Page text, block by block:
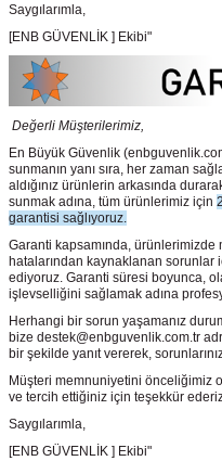
Saygılarımla,
[ENB GÜVENLİK ] Ekibi"
Değerli Müşterilerimiz,
En Büyük Güvenlik
sunmanın yanı sıra, her zaman
aldığınız ürünlerin arkasında
sunmak adına, tüm ürünlerimiz için
garantisi sağlıyoruz.
Garanti kapsamında,
hatalarından kaynaklanan sorunlar
ediyoruz. Garanti süresi boyunca,
işlevselliğini sağlamak adına
Herhangi bir sorun yaşamanız
bize destek@enbguvenlik.com.tr
bir şekilde yanıt vererek,
Müşteri memnuniyetini önceliğimiz
ve tercih ettiğiniz için teşekkür
Saygılarımla,
[ENB GÜVENLİK ] Ekibi"